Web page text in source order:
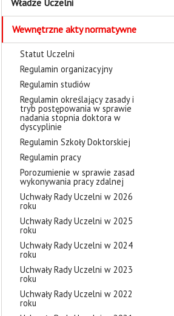
Władze Uczelni
Wewnętrzne akty normatywne
Statut Uczelni
Regulamin organizacyjny
Regulamin studiów
Regulamin określający zasady i
tryb postępowania w sprawie
nadania stopnia doktora w
dyscyplinie
Regulamin Szkoły Doktorskiej
Regulamin pracy
Porozumienie w sprawie zasad
wykonywania pracy zdalnej
Uchwały Rady Uczelni w 2026
roku
Uchwały Rady Uczelni w 2025
roku
Uchwały Rady Uczelni w 2024
roku
Uchwały Rady Uczelni w 2023
roku
Uchwały Rady Uczelni w 2022
roku